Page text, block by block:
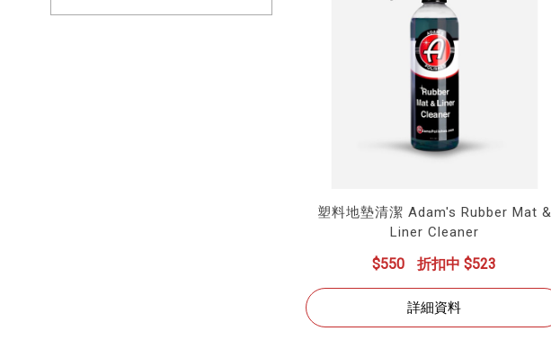
塑料地墊清潔 Adam's Rubber Mat &
Liner Cleaner
$550 折扣中 $523
詳細資料